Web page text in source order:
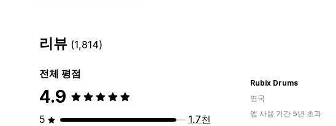
리뷰 (1,814)
전체 평점
4.9
5
1.7천
Rubix Drums
영국
앱 사용 기간 5년 초과